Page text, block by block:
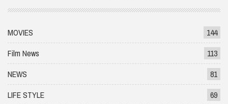
MOVIES
144
Film News
113
NEWS
81
LIFE STYLE
69